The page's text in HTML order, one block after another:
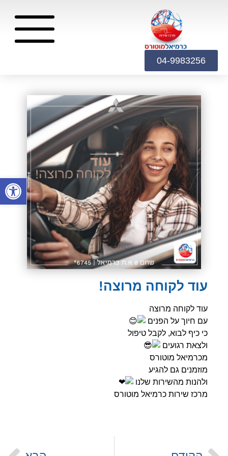
04-9983256
עוד לקוחה מרוצה!
עוד לקוחה מרוצה
עם חיוך על הפנים
כי כיף לבוא, לקבל טיפול
ולצאת רגועים
מכרמיאל מוטורס
מוזמנים גם להגיע
ולהנות מהשירות שלנו
מרכז שירות כרמיאל מוטורס